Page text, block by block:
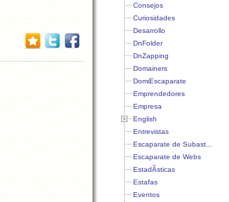
Consejos
Curiosidades
Desarrollo
DnFolder
DnZapping
Domainers
DomiEscaparate
Emprendedores
Empresa
English
Entrevistas
Escaparate de Subast...
Escaparate de Webs
EstadÃ­sticas
Estafas
Eventos